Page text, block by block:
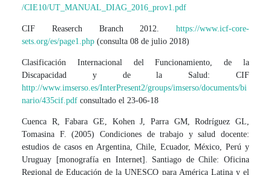
/CIE10/UT_MANUAL_DIAG_2016_prov1.pdf
CIF Reaserch Branch 2012. https://www.icf-core-
sets.org/es/page1.php (consulta 08 de julio 2018)
Clasificación Internacional del Funcionamiento, de la
Discapacidad y de la Salud: CIF
http://www.imserso.es/InterPresent2/groups/imserso/documents/bi
nario/435cif.pdf consultado el 23-06-18
Cuenca R, Fabara GE, Kohen J, Parra GM, Rodríguez GL,
Tomasina F. (2005) Condiciones de trabajo y salud docente:
estudios de casos en Argentina, Chile, Ecuador, México, Perú y
Uruguay [monografía en Internet]. Santiago de Chile: Oficina
Regional de Educación de la UNESCO para América Latina y el